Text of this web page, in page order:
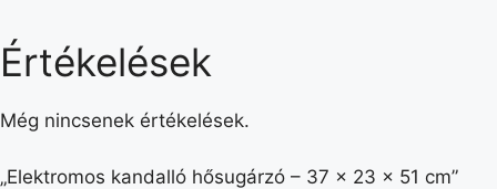
Értékelések
Még nincsenek értékelések.
„Elektromos kandalló hősugárzó – 37 x 23 x 51 cm”